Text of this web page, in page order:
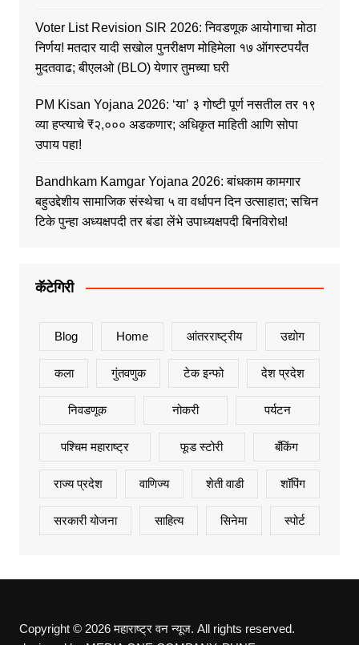
Voter List Revision SIR 2026: निवडणूक आयोगाचा मोठा
निर्णय! मतदार यादी सखोल पुनरीक्षण मोहिमेला १७ ऑगस्टपर्यंत
मुदतवाढ; बीएलओ (BLO) येणार तुमच्या घरी
PM Kisan Yojana 2026: ‘या’ ३ गोष्टी पूर्ण नसतील तर १९
व्या हप्त्याचे ₹२,००० अडकणार; अधिकृत माहिती आणि सोपा
उपाय पहा!
Bandhkam Kamgar Yojana 2026: बांधकाम कामगार
बहुउद्देशीय सामाजिक संस्थेचा ५ वा वर्धापन दिन उत्साहात; सचिन
टिके पुन्हा अध्यक्षपदी तर बंडा लेंभे उपाध्यक्षपदी बिनविरोध!
कॅटेगिरी
Blog Home आंतरराष्ट्रीय उद्योग
कला गुंतवणुक टेक इन्फो देश प्रदेश
निवडणूक नोकरी पर्यटन
पश्चिम महाराष्ट्र फूड स्टोरी बँकिंग
राज्य प्रदेश वाणिज्य शेती वाडी शॉपिंग
सरकारी योजना साहित्य सिनेमा स्पोर्ट
Copyright © 2026 महाराष्ट्र वन न्यूज. All rights reserved.